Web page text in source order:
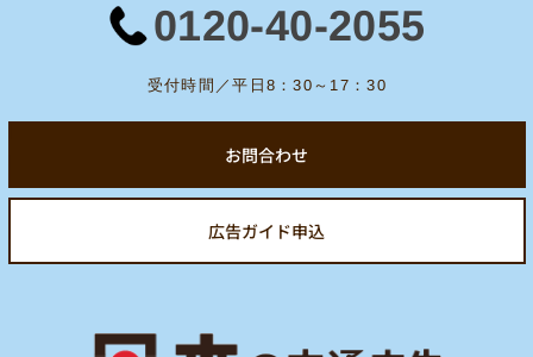
0120-40-2055
受付時間／平日8：30～17：30
お問合わせ
広告ガイド申込